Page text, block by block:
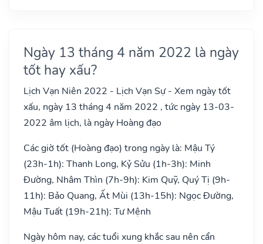
Ngày 13 tháng 4 năm 2022 là ngày
tốt hay xấu?
Lịch Vạn Niên 2022 - Lịch Vạn Sự - Xem ngày tốt
xấu, ngày 13 tháng 4 năm 2022 , tức ngày 13-03-
2022 âm lịch, là ngày Hoàng đạo
Các giờ tốt (Hoàng đạo) trong ngày là: Mậu Tý
(23h-1h): Thanh Long, Kỷ Sửu (1h-3h): Minh
Đường, Nhâm Thìn (7h-9h): Kim Quỹ, Quý Tị (9h-
11h): Bảo Quang, Ất Mùi (13h-15h): Ngọc Đường,
Mậu Tuất (19h-21h): Tư Mệnh
Ngày hôm nay, các tuổi xung khắc sau nên cẩn